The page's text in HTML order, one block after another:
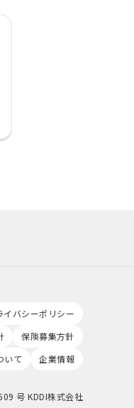
イバシーポリシー
保険募集方針
いて 企業情報
号 KDDI株式会社